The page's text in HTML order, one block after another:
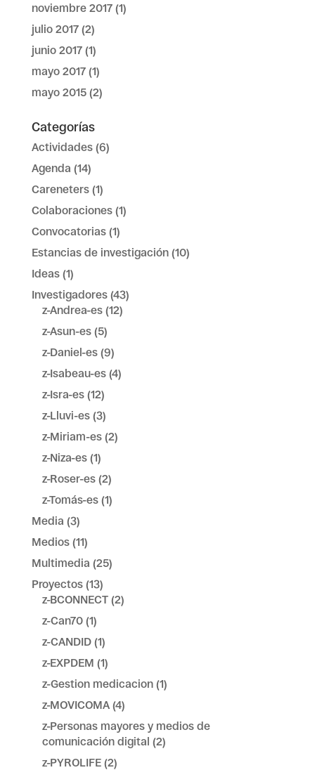
noviembre 2017(1)
julio 2017(2)
junio 2017(1)
mayo 2017(1)
mayo 2015(2)
Categorías
Actividades(6)
Agenda (14)
Careneters(1)
Colaboraciones(1)
Convocatorias(1)
Estancias de investigación(10)
Ideas(1)
Investigadores(43)
z-Andrea-es(12)
z-Asun-es(5)
z-Daniel-es(9)
z-Isabeau-es(4)
z-Isra-es(12)
z-Lluvi-es(3)
z-Miriam-es(2)
z-Niza-es(1)
z-Roser-es(2)
z-Tomás-es(1)
Media (3)
Medios(11)
Multimedia (25)
Proyectos(13)
z-BCONNECT(2)
z-Can70(1)
z-CANDID(1)
z-EXPDEM (1)
z-Gestion medicacion(1)
z-MOVICOMA(4)
z-Personas mayores y medios de
comunicación digital (2)
z-PYROLIFE(2)